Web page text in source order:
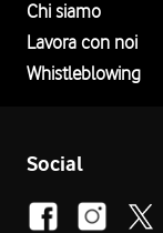
Chi siamo
Lavora con noi
Whistleblowing
Social